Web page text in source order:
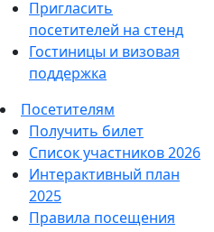
Пригласить
посетителей на стенд
Гостиницы и визовая
поддержка
Посетителям
Получить билет
Список участников 2026
Интерактивный план
2025
Правила посещения